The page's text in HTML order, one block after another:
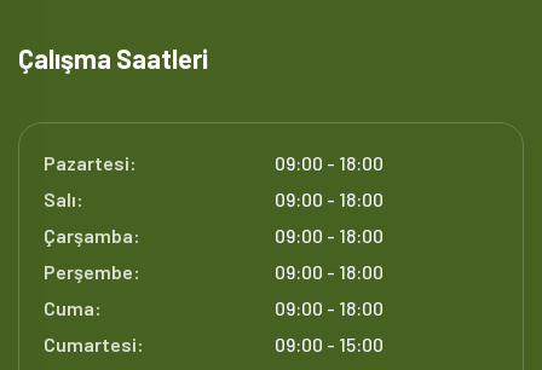
Çalışma Saatleri
Pazartesi:
09:00 - 18:00
Salı:
09:00 - 18:00
Çarşamba:
09:00 - 18:00
Perşembe:
09:00 - 18:00
Cuma:
09:00 - 18:00
Cumartesi:
09:00 - 15:00